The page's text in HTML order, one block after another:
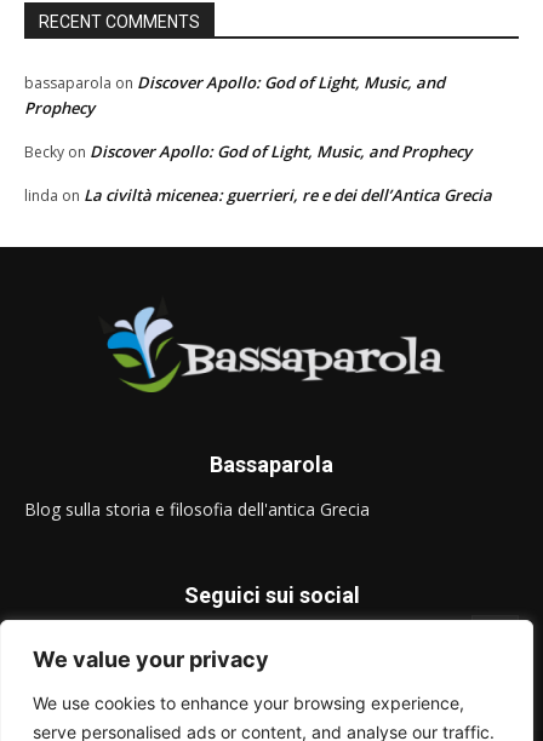
We value your privacy
We use cookies to enhance your browsing experience,
serve personalised ads or content, and analyse our traffic.
RECENT COMMENTS
bassaparola on Discover Apollo: God of Light, Music, and
Prophecy
Becky on Discover Apollo: God of Light, Music, and Prophecy
linda on La civiltà micenea: guerrieri, re e dei dell’Antica Grecia
Bassaparola
Blog sulla storia e filosofia dell'antica Grecia
Seguici sui social